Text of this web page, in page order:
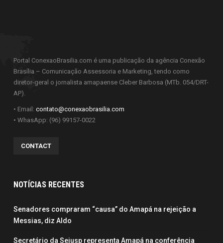
Portal ConexaoBrasilia.com é uma publicação da agência Conexão
Brasília – Comunicação Assessoria e Marketing, tendo como
diretor-geral o jornalista amapaense Cleber Barbosa (MTb. 054/DRT-
AP).
• Email: contato@conexaobrasilia.com
• WhasApp: (96) 99157-0022
CONTACT
NOTÍCIAS RECENTES
Senadores compraram “causa” do Amapá na rejeição a
Messias, diz Aldo
Secretário da Sejusp representa Amapá na conferência